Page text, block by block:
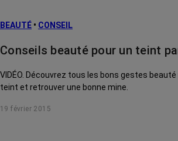
BEAUTÉ • CONSEIL
Conseils beauté pour un teint
VIDÉO. Découvrez tous les bons gestes
teint et retrouver une bonne mine.
19 février 2015